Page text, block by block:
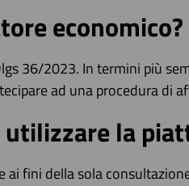
economico?
36/2023. In termini più
ad una procedura di
utilizzare la
ai fini della sola